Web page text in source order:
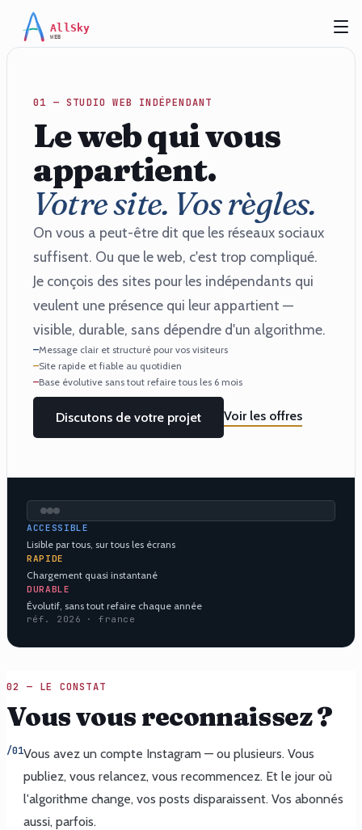
Aller au contenu principal
01 — STUDIO WEB INDÉPENDANT
Le web qui vous
appartient.
Votre site. Vos règles.
On vous a peut-être dit que les réseaux sociaux
suffisent. Ou que le web, c'est trop compliqué.
Je conçois des sites pour les indépendants qui
veulent une présence qui leur appartient —
visible, durable, sans dépendre d'un algorithme.
—Message clair et structuré pour vos visiteurs
—Site rapide et fiable au quotidien
—Base évolutive sans tout refaire tous les 6 mois
Discutons de votre projet Voir les offres
ACCESSIBLE
Lisible par tous, sur tous les écrans
RAPIDE
Chargement quasi instantané
DURABLE
Évolutif, sans tout refaire chaque année
réf. 2026 · france
02 — LE CONSTAT
Vous vous reconnaissez ?
/01Vous avez un compte Instagram — ou plusieurs. Vous
publiez, vous relancez, vous recommencez. Et le jour où
l'algorithme change, vos posts disparaissent. Vos abonnés
aussi, parfois.